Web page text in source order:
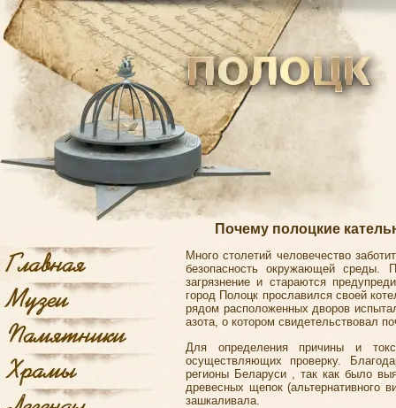
Почему полоцкие
Много столетий человечество
безопасность окружающей
загрязнение и стараются
город Полоцк прославился своей
рядом расположенных дворов
азота, о котором свидетельствовал
Для определения причины и
осуществляющих проверку.
регионы Беларуси , так как было
древесных щепок (альтернативного
зашкаливала.